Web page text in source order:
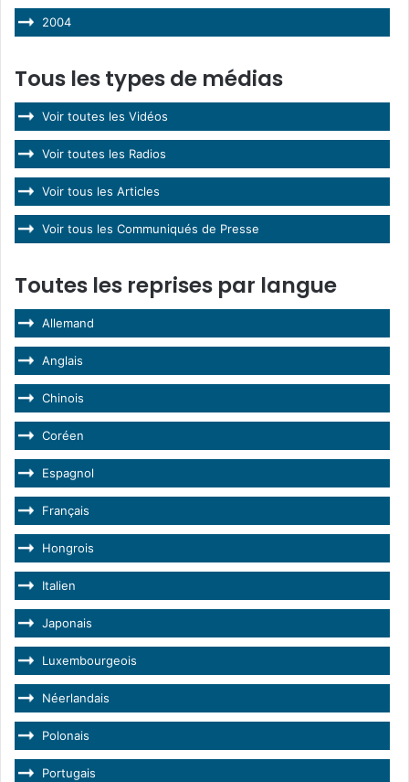
2004
Tous les types de médias
Voir toutes les Vidéos
Voir toutes les Radios
Voir tous les Articles
Voir tous les Communiqués de Presse
Toutes les reprises par langue
Allemand
Anglais
Chinois
Coréen
Espagnol
Français
Hongrois
Italien
Japonais
Luxembourgeois
Néerlandais
Polonais
Portugais